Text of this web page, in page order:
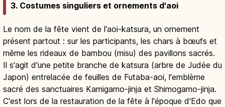
3. Costumes singuliers et ornements d'aoi
Le nom de la fête vient de l'aoi-katsura, un ornement
présent partout : sur les participants, les chars à bœufs et
même les rideaux de bambou (misu) des pavillons sacrés.
Il s'agit d'une petite branche de katsura (arbre de Judée du
Japon) entrelacée de feuilles de Futaba-aoi, l'emblème
sacré des sanctuaires Kamigamo-jinja et Shimogamo-jinja.
C'est lors de la restauration de la fête à l'époque d'Edo que